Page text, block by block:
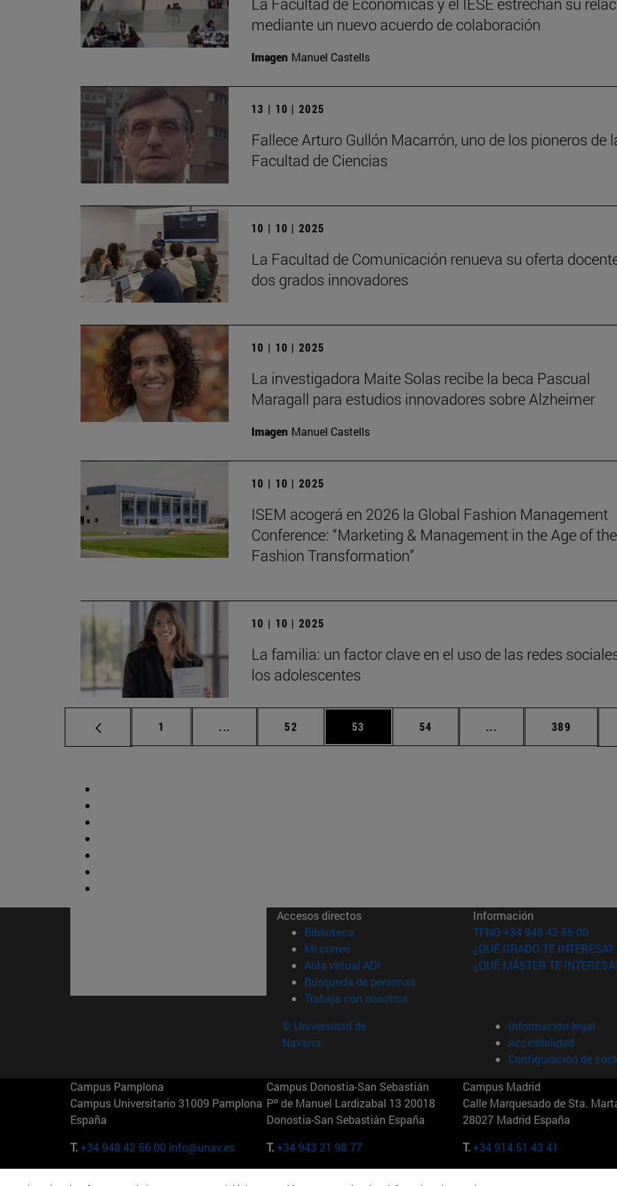
mediante un nuevo acuerdo de colaboración
Imagen Manuel Castells
13 | 10 | 2025
Fallece Arturo Gullón Macarrón, uno de los pioneros de
Facultad de Ciencias
10 | 10 | 2025
La Facultad de Comunicación renueva su oferta
dos grados innovadores
10 | 10 | 2025
La investigadora Maite Solas recibe la beca Pascual
Maragall para estudios innovadores sobre Alzheimer
Imagen Manuel Castells
10 | 10 | 2025
ISEM acogerá en 2026 la Global Fashion Management
Conference: “Marketing & Management in the Age of
Fashion Transformation”
10 | 10 | 2025
La familia: un factor clave en el uso de las redes
los adolescentes
Página
1 ... Páginas intermedias Use TAB para desplazarse.
Página
52 Página
53 Página
54 ... Páginas intermedias
Página
389
Accesos directos
Biblioteca (abre en nueva ventana)
Mi correo(abre en nueva ventana)
Aula virtual ADI (abre en nueva ventana)
Búsqueda de personas(abre en nueva ventana)
Trabaja con nosotros(abre en nueva ventana)
Información
TFNO +34 948 42 56 00
¿QUÉ GRADO TE INTERESA?
¿QUÉ MÁSTER TE
© Universidad de
Navarra
Información legal
Accesibilidad
Configuración de
Campus Pamplona
Campus Universitario 31009 Pamplona
España
T.+34 948 42 56 00 info@unav.es
Campus Donostia-San Sebastián
Pº de Manuel Lardizabal 13 20018
Donostia-San Sebastián España
T.+34 943 21 98 77
Campus Madrid
Calle Marquesado de Sta.
28027 Madrid España
T.+34 914 51 43 41